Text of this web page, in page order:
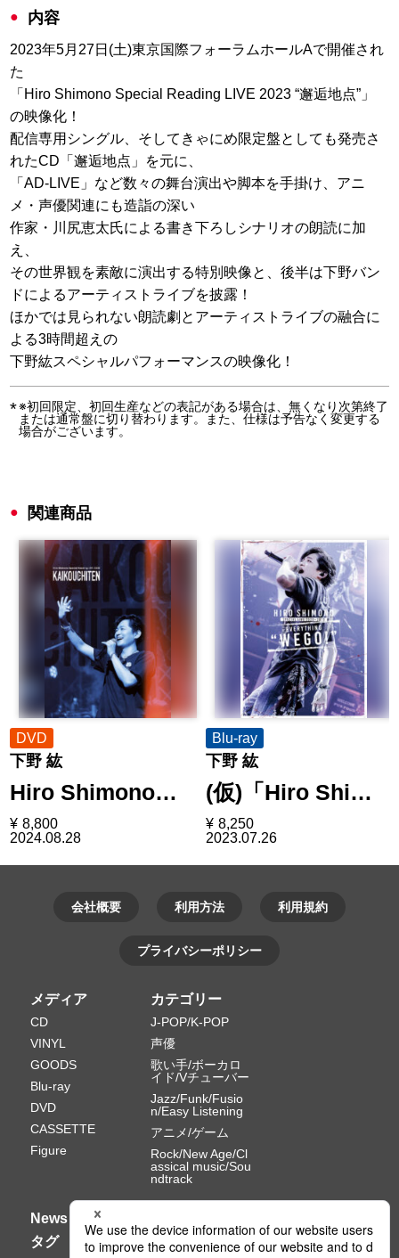
内容
2023年5月27日(土)東京国際フォーラムホールAで開催され
た
「Hiro Shimono Special Reading LIVE 2023 “邂逅地点”」
の映像化！
配信専用シングル、そしてきゃにめ限定盤としても発売さ
れたCD「邂逅地点」を元に、
「AD-LIVE」など数々の舞台演出や脚本を手掛け、アニ
メ・声優関連にも造詣の深い
作家・川尻恵太氏による書き下ろしシナリオの朗読に加
え、
その世界観を素敵に演出する特別映像と、後半は下野バン
ドによるアーティストライブを披露！
ほかでは見られない朗読劇とアーティストライブの融合に
よる3時間超えの
下野紘スペシャルパフォーマンスの映像化！
※初回限定、初回生産などの表記がある場合は、無くなり次第終了
または通常盤に切り替わります。また、仕様は予告なく変更する
場合がございます。
関連商品
DVD
下野 紘
Hiro Shimono…
¥ 8,800
2024.08.28
Blu-ray
下野 紘
(仮)「Hiro Shi…
¥ 8,250
2023.07.26
会社概要 利用方法 利用規約
プライバシーポリシー
メディア
CD
VINYL
GOODS
Blu-ray
DVD
CASSETTE
Figure
カテゴリー
J-POP/K-POP
声優
歌い手/ボーカロ
イド/Vチューバー
Jazz/Funk/Fusio
n/Easy Listening
アニメ/ゲーム
Rock/New Age/Cl
assical music/Sou
ndtrack
News
タグ